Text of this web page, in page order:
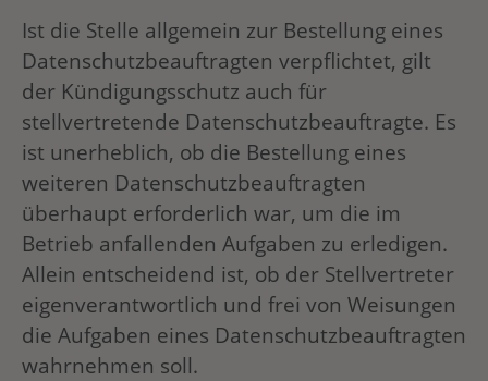
Ist die Stelle allgemein zur Bestellung eines
Datenschutzbeauftragten verpflichtet, gilt
der Kündigungsschutz auch für
stellvertretende Datenschutzbeauftragte. Es
ist unerheblich, ob die Bestellung eines
weiteren Datenschutzbeauftragten
überhaupt erforderlich war, um die im
Betrieb anfallenden Aufgaben zu erledigen.
Allein entscheidend ist, ob der Stellvertreter
eigenverantwortlich und frei von Weisungen
die Aufgaben eines Datenschutzbeauftragten
wahrnehmen soll.